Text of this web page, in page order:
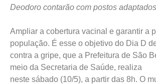
Deodoro contarão com postos
Ampliar a cobertura vacinal e garantir a
população. É esse o objetivo do Dia D
contra a gripe, que a Prefeitura de São
meio da Secretaria de Saúde, realiza
neste sábado (10/5), a partir das 8h. O